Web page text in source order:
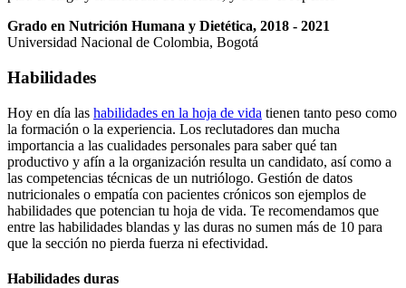
Grado en Nutrición Humana y Dietética, 2018 - 2021
Universidad Nacional de Colombia, Bogotá
Habilidades
Hoy en día las habilidades en la hoja de vida tienen tanto peso como
la formación o la experiencia. Los reclutadores dan mucha
importancia a las cualidades personales para saber qué tan
productivo y afín a la organización resulta un candidato, así como a
las competencias técnicas de un nutriólogo. Gestión de datos
nutricionales o empatía con pacientes crónicos son ejemplos de
habilidades que potencian tu hoja de vida. Te recomendamos que
entre las habilidades blandas y las duras no sumen más de 10 para
que la sección no pierda fuerza ni efectividad.
Habilidades duras